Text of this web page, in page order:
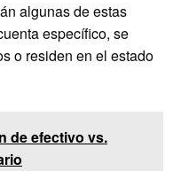
algunas de estas
específico, se
o residen en el estado
de efectivo vs.